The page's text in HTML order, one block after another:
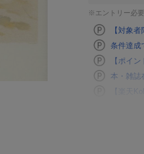
※エントリー必
【対象
条件達成
【ポイ
本・雑誌
【楽天